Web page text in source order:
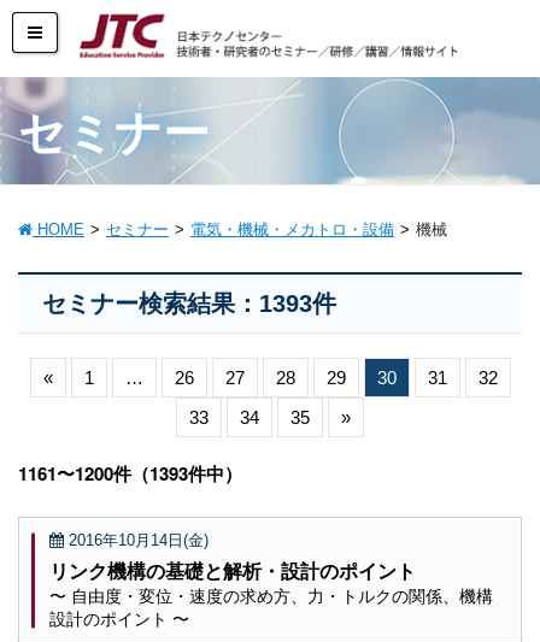
セミナー
HOME セミナー 電気・機械・メカトロ・設備 機械
セミナー検索結果：1393件
« 1 … 26 27 28 29 30 31
32
33
34 35 »
1161〜1200件（1393件中）
2016年10月14日(金)
リンク機構の基礎と解析・設計のポイント
〜 自由度・変位・速度の求め方、力・トルクの関係、機構
設計のポイント 〜